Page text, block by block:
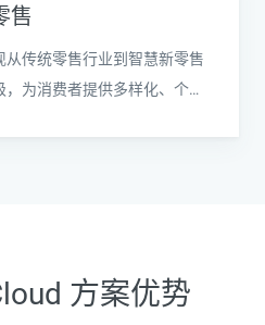
售
从传统零售行业到智慧新零售
，为消费者提供多样化、个性
方案优势